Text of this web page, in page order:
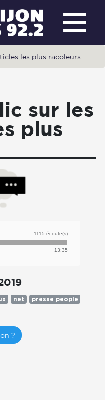
les plus racoleurs
sur les
plus
1115 écoute(s)
13:35
net
presse people
?